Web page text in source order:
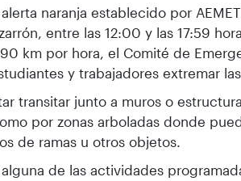
naranja establecido por
entre las 12:00 y las 17:59
km por hora, el Comité de
y trabajadores extremar
transitar junto a muros o
por zonas arboladas donde
de ramas u otros objetos.
de las actividades